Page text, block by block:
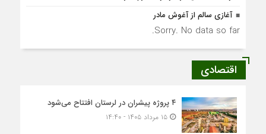
آغازی سالم از آغوش مادر
Sorry. No data so far.
اقتصادی
۴ پروژه پیشران در لرستان افتتاح می‌شود
۱۵ مرداد ۱۴۰۵ - ۱۴:۴۰